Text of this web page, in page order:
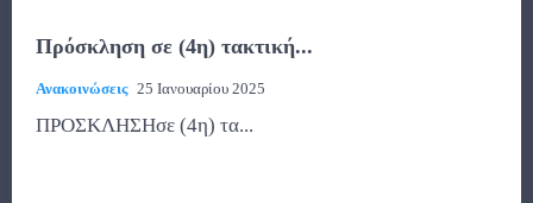
Πρόσκληση σε (4η) τακτική...
Ανακοινώσεις 25 Ιανουαρίου 2025
ΠΡΟΣΚΛΗΣΗσε (4η) τα...